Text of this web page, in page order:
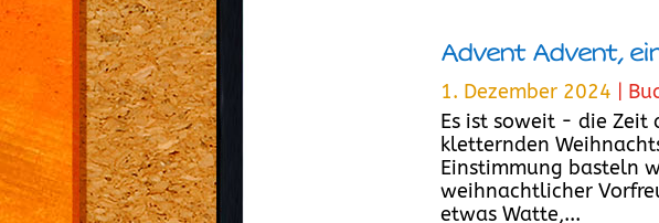
Advent Advent,
1. Dezember 2024 |
Es ist soweit - die Zeit
kletternden
Einstimmung basteln
weihnachtlicher
etwas Watte,...